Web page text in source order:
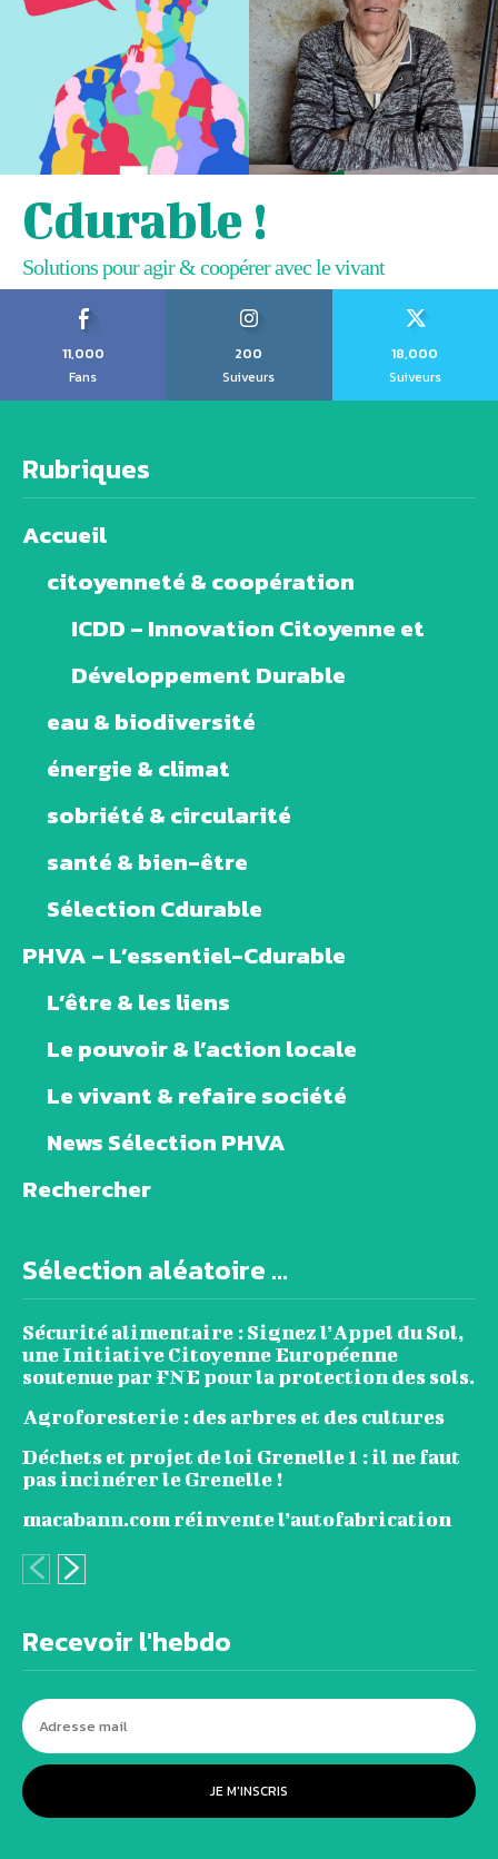
Cdurable !
Solutions pour agir & coopérer avec le vivant
11,000
Fans
200
Suiveurs
18,000
Suiveurs
Rubriques
Accueil
citoyenneté & coopération
ICDD – Innovation Citoyenne et
Développement Durable
eau & biodiversité
énergie & climat
sobriété & circularité
santé & bien-être
Sélection Cdurable
PHVA – L’essentiel-Cdurable
L’être & les liens
Le pouvoir & l’action locale
Le vivant & refaire société
News Sélection PHVA
Rechercher
Sélection aléatoire ...
Sécurité alimentaire : Signez l’Appel du Sol,
une Initiative Citoyenne Européenne
soutenue par FNE pour la protection des sols.
Agroforesterie : des arbres et des cultures
Déchets et projet de loi Grenelle 1 : il ne faut
pas incinérer le Grenelle !
macabann.com réinvente l’autofabrication
Recevoir l'hebdo
JE M'INSCRIS